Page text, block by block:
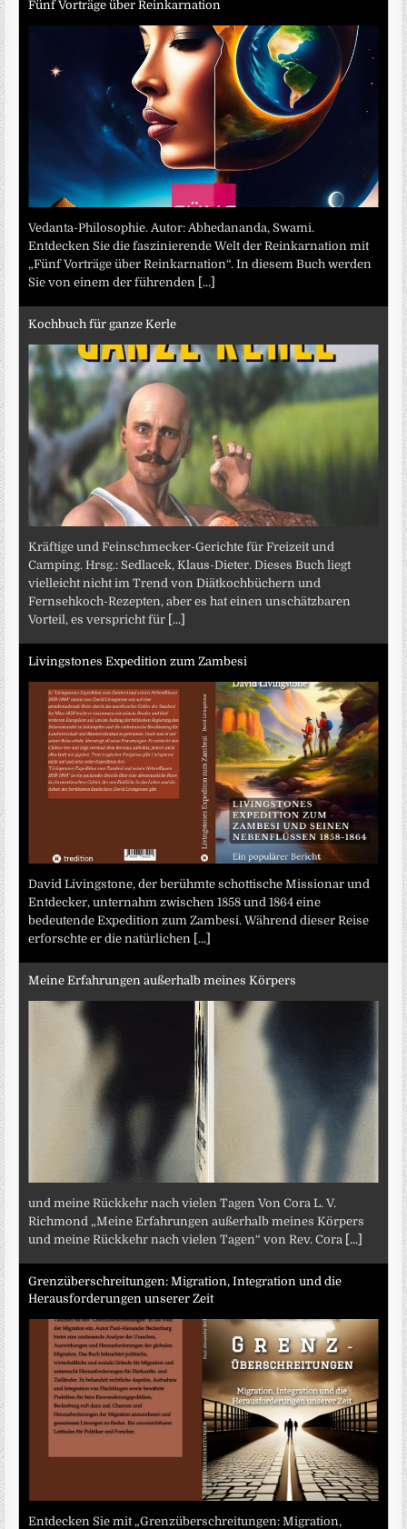
Fünf Vorträge über Reinkarnation
Vedanta-Philosophie. Autor: Abhedananda, Swami.
Entdecken Sie die faszinierende Welt der Reinkarnation mit
„Fünf Vorträge über Reinkarnation“. In diesem Buch werden
Sie von einem der führenden
[...]
Kochbuch für ganze Kerle
Kräftige und Feinschmecker-Gerichte für Freizeit und
Camping. Hrsg.: Sedlacek, Klaus-Dieter. Dieses Buch liegt
vielleicht nicht im Trend von Diätkochbüchern und
Fernsehkoch-Rezepten, aber es hat einen unschätzbaren
Vorteil, es verspricht für [...]
Livingstones Expedition zum Zambesi
David Livingstone, der berühmte schottische Missionar und
Entdecker, unternahm zwischen 1858 und 1864 eine
bedeutende Expedition zum Zambesi. Während dieser Reise
erforschte er die natürlichen
[...]
Meine Erfahrungen außerhalb meines Körpers
und meine Rückkehr nach vielen Tagen Von Cora L. V.
Richmond „Meine Erfahrungen außerhalb meines Körpers
und meine Rückkehr nach vielen Tagen“ von Rev. Cora
[...]
Grenzüberschreitungen: Migration, Integration und die
Herausforderungen unserer Zeit
Entdecken Sie mit „Grenzüberschreitungen: Migration,